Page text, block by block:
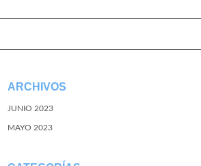
ARCHIVOS
JUNIO 2023
MAYO 2023